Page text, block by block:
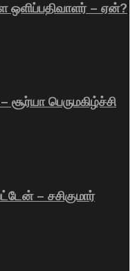
ஒளிப்பதிவாளர் – ஏன்?
சூர்யா பெருமகிழ்ச்சி
– சசிகுமார்